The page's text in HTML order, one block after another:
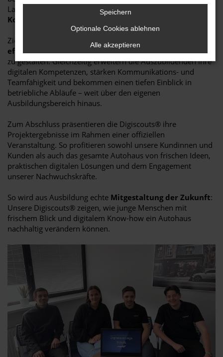
Landkreis Pfaffenhofen durch dasKUS –
Kommunalunternehmen Strukturentwicklung.
Ziel des Projekts ist es, unsere internen Prozesse
effizienter, kundenfreundlicher und wirtschaftlicher
zu gestalten. Gleichzeitig erweitern die Auszubildenden ihre
digitalen Kompetenzen, stärken Kommunikations- und
Teamfähigkeit und bekommen einen tiefen Einblick in
betriebliche Abläufe – weit über den eigenen
Ausbildungsbereich hinaus.
Zum Abschluss präsentieren die Digiscouts® ihre
Projektergebnisse im Rahmen einer offiziellen
Veranstaltung. So profitieren sowohl unsere Kundinnen und
Kunden als auch das gesamte Autohaus von frischen Ideen,
praktischen digitalen Lösungen und dem Engagement
unserer Nachwuchskräfte.
So wird aus Ausbildung echte Mitgestaltung der Zukunft:
Unsere Digiscouts® zeigen, wie junge Menschen mit
frischem Blick und digitalem Know-how ein Autohaus
nachhaltig verändern können.
Speichern
Optionale Cookies ablehnen
Alle akzeptieren